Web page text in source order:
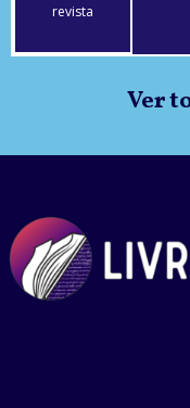
revista
Ver